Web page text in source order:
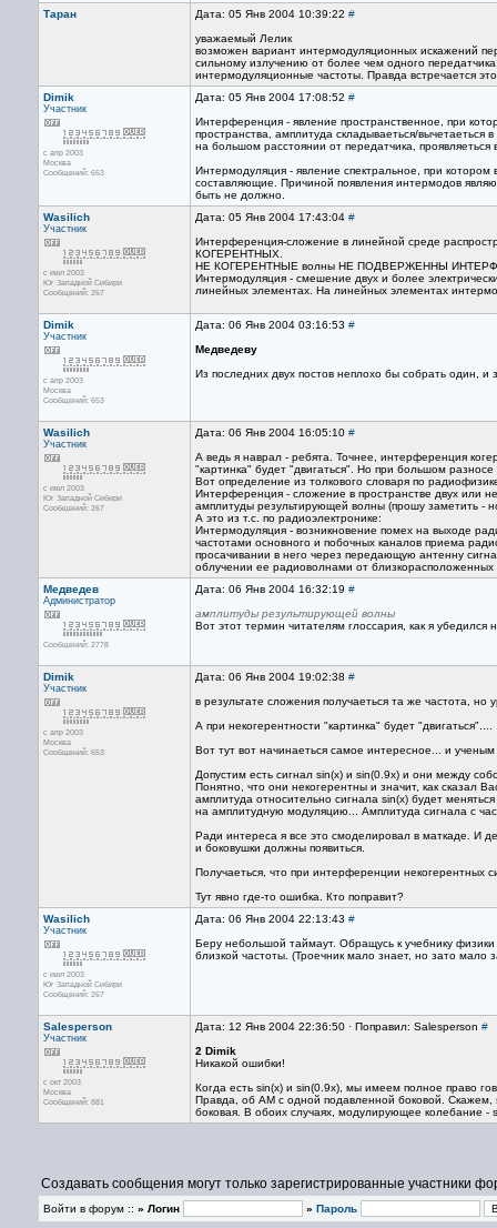
Таран Дата: 05 Янв 2004 10:39:22 #
уважаемый Лелик
возможен вариант интермодуляционных искажений
сильному излучению от более чем одного
интермодуляционные частоты. Правда встречается
Dimik
Участник
с апр 2003
Москва
Сообщений: 653
Дата: 05 Янв 2004 17:08:52 #
Интерференция - явление пространственное, при
пространства, амплитуда складываеться/
на большом расстоянии от передатчика,
Интермодуляция - явление спектральное, при
составляющие. Причиной появления интермодов
быть не должно.
Wasilich
Участник
с июл 2003
Юг Западной Сибири
Сообщений: 267
Дата: 05 Янв 2004 17:43:04 #
Интерференция-сложение в линейной среде
КОГЕРЕНТНЫХ.
НЕ КОГЕРЕНТНЫЕ волны НЕ ПОДВЕРЖЕННЫ
Интермодуляция - смешение двух и более
линейных элементах. На линейных элементах
Dimik
Участник
с апр 2003
Москва
Сообщений: 653
Дата: 06 Янв 2004 03:16:53 #
Медведеву
Из последних двух постов неплохо бы собрать один, и
Wasilich
Участник
с июл 2003
Юг Западной Сибири
Сообщений: 267
Дата: 06 Янв 2004 16:05:10 #
А ведь я наврал - ребята. Точнее, интерференция
"картинка" будет "двигаться". Но при большом
Вот определение из толкового словаря по
Интерференция - сложение в пространстве двух или
амплитуды результирующей волны (прошу заметить -
А это из т.с. по радиоэлектронике:
Интермодуляция - возникновение помех на выходе
частотами основного и побочных каналов приема
просачивании в него через передающую антенну
облучении ее радиоволнами от
Медведев
Администратор
Сообщений: 2778
Дата: 06 Янв 2004 16:32:19 #
амплитуды результирующей волны
Вот этот термин читателям глоссария, как я убедился
Dimik
Участник
с апр 2003
Москва
Сообщений: 653
Дата: 06 Янв 2004 19:02:38 #
в результате сложения получаеться та же частота,
А при некогерентности "картинка" будет "двигаться"....
Вот тут вот начинаеться самое интересное... и ученым
Допустим есть сигнал sin(x) и sin(0.9x) и они между
Понятно, что они некогерентны и значит, как сказал
амплитуда относительно сигнала sin(x) будет
на амплитудную модуляцию... Амплитуда сигнала с
Ради интереса я все это смоделировал в маткаде. И
и боковушки должны появиться.
Получаеться, что при интерференции
Тут явно где-то ошибка. Кто поправит?
Wasilich
Участник
с июл 2003
Юг Западной Сибири
Сообщений: 267
Дата: 06 Янв 2004 22:13:43 #
Беру небольшой таймаут. Обращусь к учебнику
близкой частоты. (Троечник мало знает, но зато мало
Salesperson
Участник
с окт 2003
Москва
Сообщений: 881
Дата: 12 Янв 2004 22:36:50 · Поправил: Salesperson #
2 Dimik
Никакой ошибки!
Когда есть sin(x) и sin(0.9x), мы имеем полное право
Правда, об АМ с одной подавленной боковой. Скажем,
боковая. В обоих случаях, модулирующее колебание -
Создавать сообщения могут только зарегистрированные участники
Войти в форум :: » Логин » Пароль